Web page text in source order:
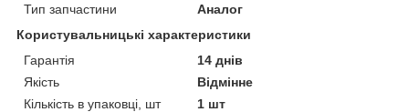
Тип запчастини
Аналог
Користувальницькі характеристики
Гарантія
14 днів
Якість
Відмінне
Кількість в упаковці, шт
1 шт